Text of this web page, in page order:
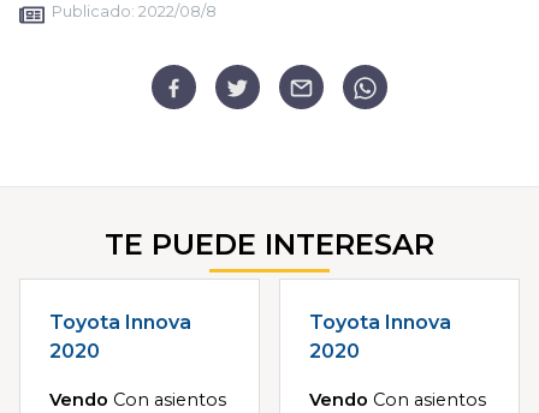
Publicado: 2022/08/8
TE PUEDE INTERESAR
Toyota Innova
2020
Vendo Con asientos
Toyota Innova
2020
Vendo Con asientos